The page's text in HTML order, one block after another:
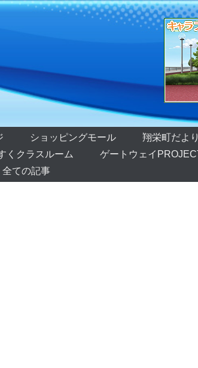
ショッピングモール 翔栄町だより
くクラスルーム ゲートウェイ
全ての記事